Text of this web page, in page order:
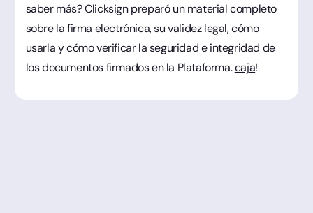
saber más? Clicksign preparó un material completo
sobre la firma electrónica, su validez legal, cómo
usarla y cómo verificar la seguridad e integridad de
los documentos firmados en la Plataforma.caja!